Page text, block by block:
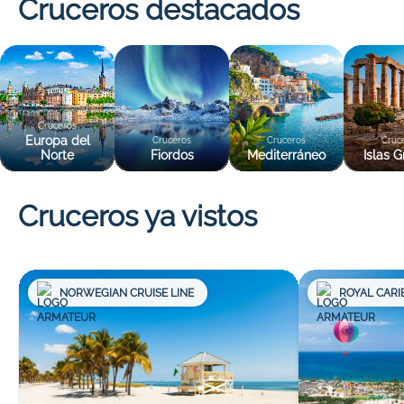
Cruceros destacados
Cruceros
Europa del
Norte
Cruceros
Fiordos
Cruceros
Mediterráneo Islas
Cruceros ya vistos
NORWEGIAN CRUISE LINE ROYAL